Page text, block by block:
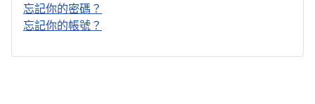
忘記你的密碼？
忘記你的帳號？